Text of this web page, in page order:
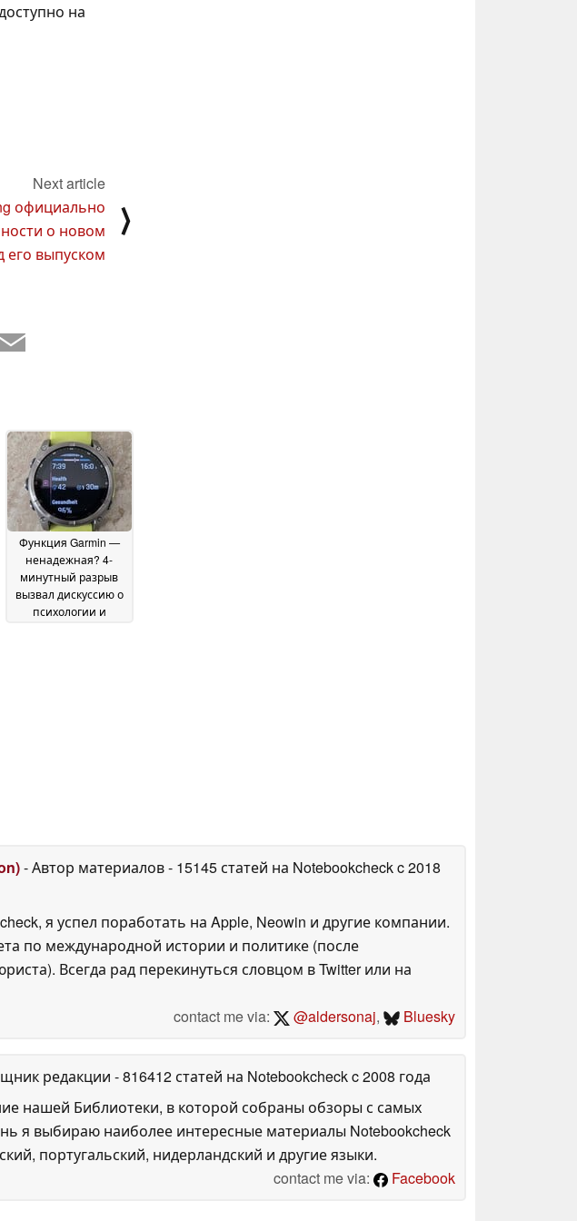
на
Next article
официально
о новом
его выпуском
⟩
Функция Garmin —
ненадежная? 4-
минутный разрыв
вызвал дискуссию о
психологии и
- Автор материалов- 15145 статей на Notebookcheckc 2018
я успел поработать на Apple, Neowin и другие компании.
по международной истории и политике (после
Всегда рад перекинуться словцом в Twitter или на
contact me via:
@aldersonaj, Bluesky
редакции - 816412 статей на Notebookcheckc 2008 года
нашей Библиотеки, в которой собраны обзоры с самых
я выбираю наиболее интересные материалы Notebookcheck
португальский, нидерландский и другие языки.
contact me via:
Facebook